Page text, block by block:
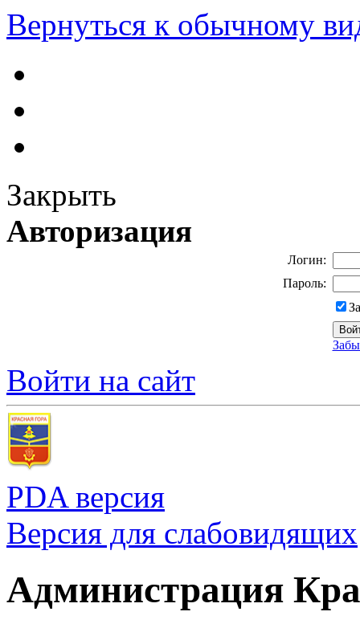
Вернуться к обычному
Закрыть
Авторизация
Логин:
Пароль:
Войти на сайт
PDA версия
Версия для слабовидящих
Администрация